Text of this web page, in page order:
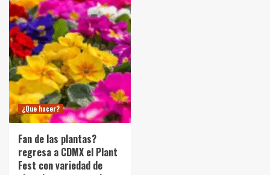
¿Que hacer?
Fan de las plantas?
regresa a CDMX el Plant
Fest con variedad de